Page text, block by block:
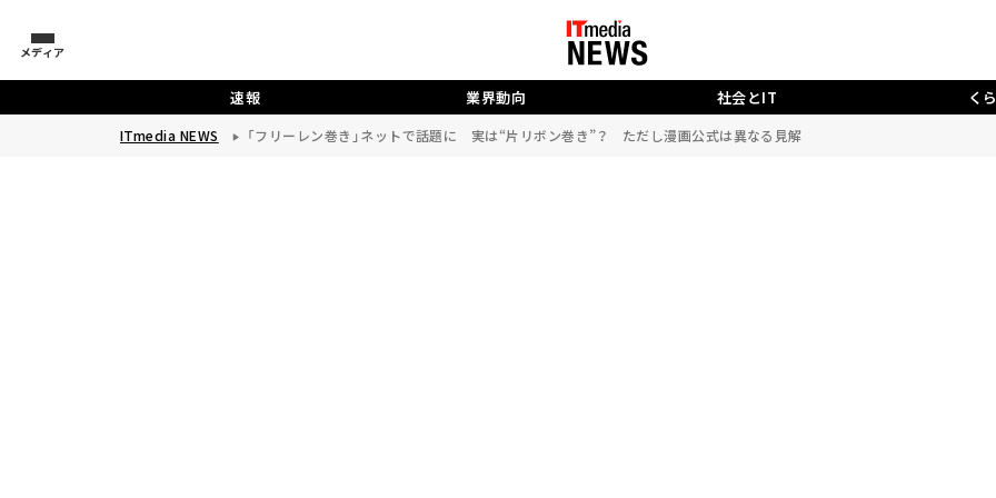
メディア
速報 業界動向 社会とIT く
ITmedia NEWS 「フリーレン巻き」ネットで話題に 実は“片リボン巻き”？ ただし漫画公式は異なる見解